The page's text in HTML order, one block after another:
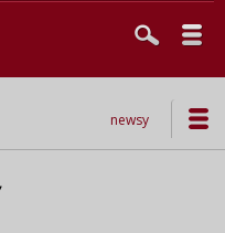
newsy